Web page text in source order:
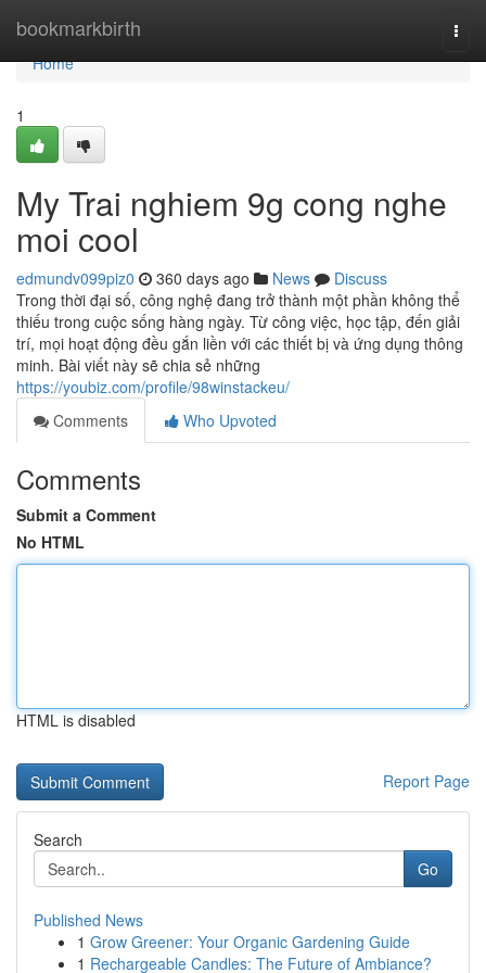
bookmarkbirth
Home
Home
1
My Trai nghiem 9g cong nghe
moi cool
edmundv099piz0 360 days ago News
Discuss
Trong thời đại số, công nghệ đang trở thành một phần không thể
thiếu trong cuộc sống hàng ngày. Từ công việc, học tập, đến giải
trí, mọi hoạt động đều gắn liền với các thiết bị và ứng dụng thông
minh. Bài viết này sẽ chia sẻ những
https://youbiz.com/profile/98winstackeu/
Comments
Who Upvoted
Comments
Submit a Comment
No HTML
HTML is disabled
Report Page
Search
Go
Published News
1 Grow Greener: Your Organic Gardening Guide
1 Rechargeable Candles: The Future of Ambiance?